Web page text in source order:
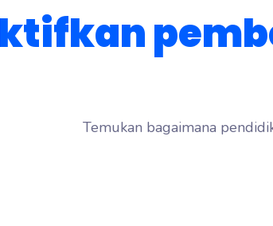
Temukan bagaimana